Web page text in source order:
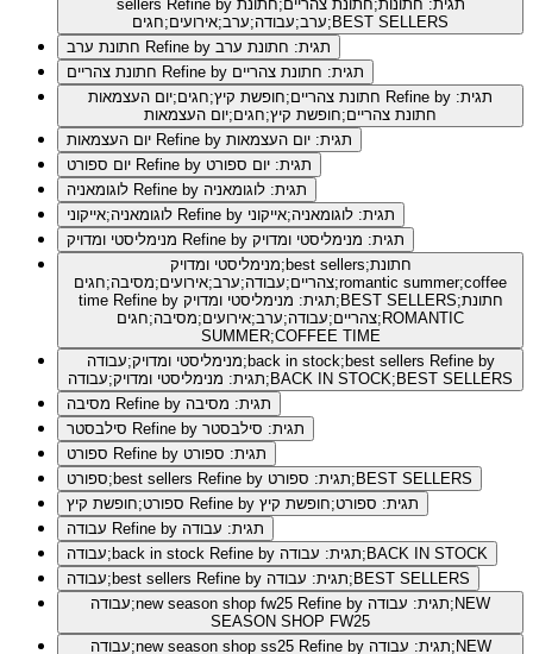
sellers Refine by תגית: חתונות;חתונת צהריים;חתונת
ערב;עבודה;ערב;אירועים;חגים;BEST SELLERS
Refine by תגית: חתונת ערב
Refine by תגית: חתונת צהריים
Refine by תגית:
חתונת צהריים;חופשת קיץ;חגים;יום העצמאות
Refine by תגית: יום העצמאות
Refine by תגית: יום ספורט
Refine by תגית: לוגומאניה
Refine by תגית: לוגומאניה;אייקוני
Refine by תגית: מנימליסטי ומדויק
מנימליסטי ומדויק;best sellers;חתונת
צהריים;עבודה;ערב;אירועים;מסיבה;חגים;romantic summer;coffee
time Refine by תגית: מנימליסטי ומדויק;BEST SELLERS;חתונת
צהריים;עבודה;ערב;אירועים;מסיבה;חגים;ROMANTIC
SUMMER;COFFEE TIME
מנימליסטי ומדויק;עבודה;back in stock;best sellers Refine by
תגית: מנימליסטי ומדויק;עבודה;BACK IN STOCK;BEST SELLERS
Refine by תגית: מסיבה
Refine by תגית: סילבסטר
Refine by תגית: ספורט
ספורט;best sellers
Refine by תגית: ספורט;BEST SELLERS
Refine by תגית: ספורט;חופשת קיץ
Refine by תגית: עבודה
עבודה;back in stock
Refine by תגית: עבודה;BACK IN STOCK
עבודה;best sellers
Refine by תגית: עבודה;BEST SELLERS
עבודה;new season shop fw25 Refine by תגית: עבודה;NEW
SEASON SHOP FW25
עבודה;new season shop ss25 Refine by תגית: עבודה;NEW